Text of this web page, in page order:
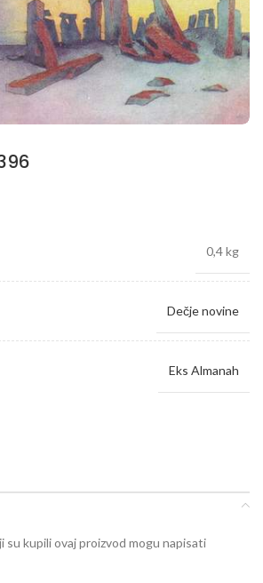
0,4 kg
Dečje novine
Eks Almanah
su kupili ovaj proizvod mogu napisati